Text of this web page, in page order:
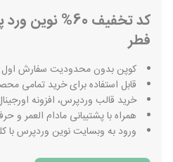
کد تخفیف 60%
فطر
کوپن بدون محدودیت سفارش
قابل استفاده برای خرید تمامی
خرید قالب وردپرس، افزونه
همراه با پشتیبانی مادام العمر
ورود به وبسایت نوین وردپرس با